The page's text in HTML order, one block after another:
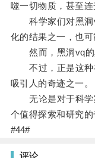
噬一切物质，甚至连
科学家们对黑洞
化的结果之一，也可
然而，黑洞vq的
不过，正是这种
吸引人的奇迹之一。
无论是对于科学
个值得探索和研究的
#44#